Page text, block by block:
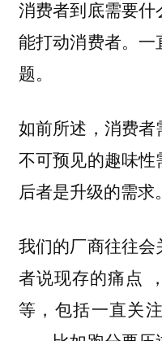
消费者到底需要
能打动消费者。
题。
如前所述，消费
不可预见的趣味性
后者是升级的需求
我们的厂商往往
者说现存的痛点
等，包括一直关